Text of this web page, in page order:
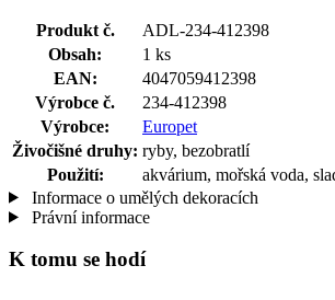
Produkt č.
ADL-234-412398
Obsah:
1 ks
EAN:
4047059412398
Výrobce č.
234-412398
Výrobce:
Europet
Živočišné druhy: ryby, bezobratlí
Použití:
akvárium, mořská voda,
Informace o umělých dekoracích
Právní informace
K tomu se hodí